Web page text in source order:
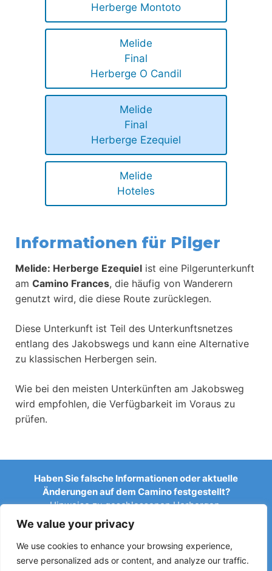
We value your privacy
We use cookies to enhance your browsing experience,
serve personalized ads or content, and analyze our traffic.
Herberge Montoto
Melide
Final
Herberge O Candil
Melide
Final
Herberge Ezequiel
Melide
Hoteles
Informationen für Pilger
Melide: Herberge Ezequiel ist eine Pilgerunterkunft
am Camino Frances, die häufig von Wanderern
genutzt wird, die diese Route zurücklegen.
Diese Unterkunft ist Teil des Unterkunftsnetzes
entlang des Jakobswegs und kann eine Alternative
zu klassischen Herbergen sein.
Wie bei den meisten Unterkünften am Jakobsweg
wird empfohlen, die Verfügbarkeit im Voraus zu
prüfen.
Haben Sie falsche Informationen oder aktuelle
Änderungen auf dem Camino festgestellt?
Hinweise zu geschlossenen Herbergen,
Überschwemmungen, Umleitungen, Bauarbeiten oder
anderen Änderungen helfen, den Reiseführer aktuell zu
halten.